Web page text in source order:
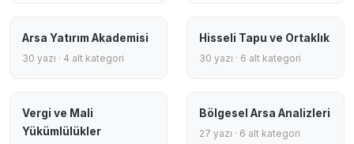
Arsa Yatırım Akademisi
30 yazı · 4 alt kategori
Hisseli Tapu ve Ortaklık
30 yazı · 6 alt kategori
Vergi ve Mali
Yükümlülükler
Bölgesel Arsa Analizleri
27 yazı · 6 alt kategori